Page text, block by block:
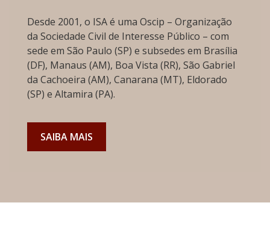
Desde 2001, o ISA é uma Oscip – Organização
da Sociedade Civil de Interesse Público – com
sede em São Paulo (SP) e subsedes em Brasília
(DF), Manaus (AM), Boa Vista (RR), São Gabriel
da Cachoeira (AM), Canarana (MT), Eldorado
(SP) e Altamira (PA).
SAIBA MAIS